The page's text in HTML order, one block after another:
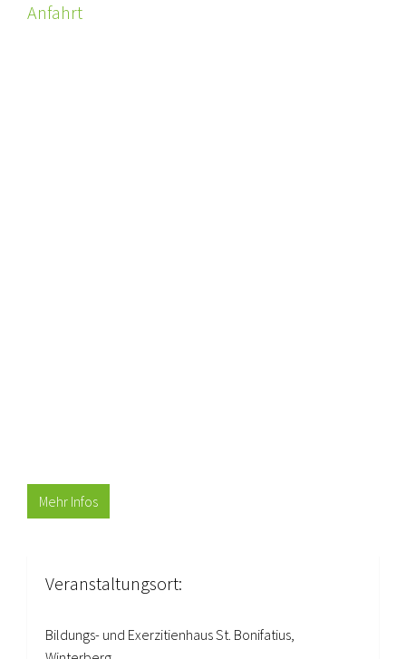
Anfahrt
Mehr Infos
Veranstaltungsort:
Bildungs- und Exerzitienhaus St. Bonifatius,